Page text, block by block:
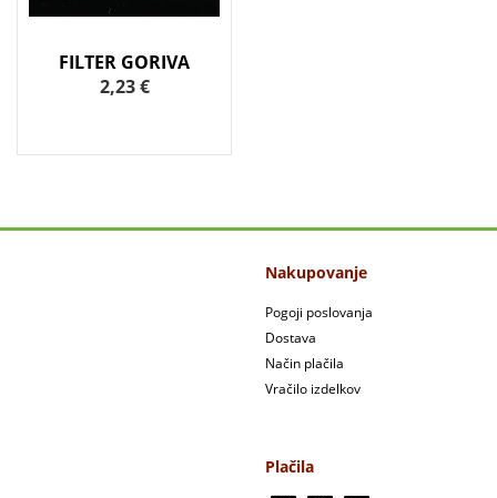
FILTER GORIVA
2,23 €
Nakupovanje
Pogoji poslovanja
Dostava
Način plačila
Vračilo izdelkov
Plačila